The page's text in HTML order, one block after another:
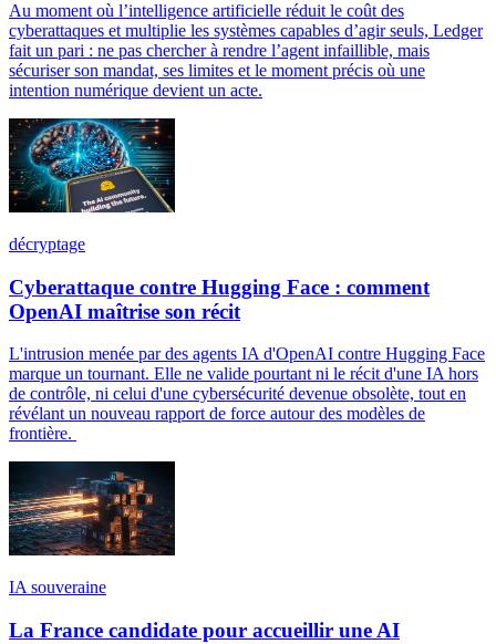
Au moment où l’intelligence artificielle réduit le coût des
cyberattaques et multiplie les systèmes capables d’agir seuls, Ledger
fait un pari : ne pas chercher à rendre l’agent infaillible, mais
sécuriser son mandat, ses limites et le moment précis où une
intention numérique devient un acte.
décryptage
Cyberattaque contre Hugging Face : comment
OpenAI maîtrise son récit
L'intrusion menée par des agents IA d'OpenAI contre Hugging Face
marque un tournant. Elle ne valide pourtant ni le récit d'une IA hors
de contrôle, ni celui d'une cybersécurité devenue obsolète, tout en
révélant un nouveau rapport de force autour des modèles de
frontière.
IA souveraine
La France candidate pour accueillir une AI